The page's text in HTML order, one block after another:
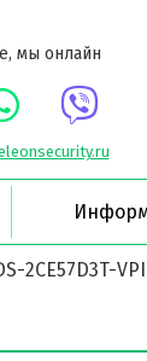
мы онлайн
2CE57D3T-